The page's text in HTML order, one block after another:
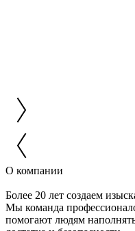
О компании
Более 20 лет создаем
Мы команда
помогают людям